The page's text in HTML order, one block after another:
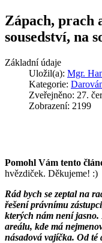
Zápach, prach
sousedství, na
Základní údaje
Uložil(a): Mgr.
Kategorie:
Zveřejněno: 27.
Zobrazení: 2199
Pomohl Vám tento
hvězdiček. Děkujeme! :)
Rád bych se zeptal na
řešení právnímu
kterých nám není jasno.
areálu, kde má
násadová vajíčka. Od té